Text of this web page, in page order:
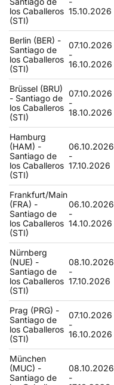
los Caballeros
(STI)
15.10.2026
Berlin (BER) -
Santiago de
los Caballeros
(STI)
07.10.2026
-
16.10.2026
Brüssel (BRU)
- Santiago de
los Caballeros
(STI)
07.10.2026
-
18.10.2026
Hamburg
(HAM) -
Santiago de
los Caballeros
(STI)
06.10.2026
-
17.10.2026
Frankfurt/Main
(FRA) -
Santiago de
los Caballeros
(STI)
06.10.2026
-
14.10.2026
Nürnberg
(NUE) -
Santiago de
los Caballeros
(STI)
08.10.2026
-
17.10.2026
Prag (PRG) -
Santiago de
los Caballeros
(STI)
07.10.2026
-
16.10.2026
München
(MUC) -
Santiago de
08.10.2026
-